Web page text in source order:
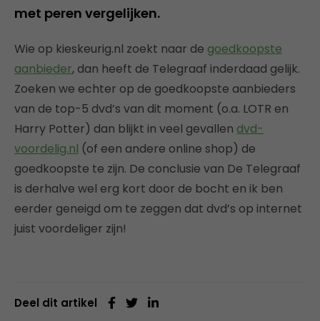
met peren vergelijken.
Wie op kieskeurig.nl zoekt naar de goedkoopste
aanbieder, dan heeft de Telegraaf inderdaad gelijk.
Zoeken we echter op de goedkoopste aanbieders
van de top-5 dvd’s van dit moment (o.a. LOTR en
Harry Potter) dan blijkt in veel gevallen dvd-
voordelig.nl (of een andere online shop) de
goedkoopste te zijn. De conclusie van De Telegraaf
is derhalve wel erg kort door de bocht en ik ben
eerder geneigd om te zeggen dat dvd’s op internet
juist voordeliger zijn!
Deel dit artikel